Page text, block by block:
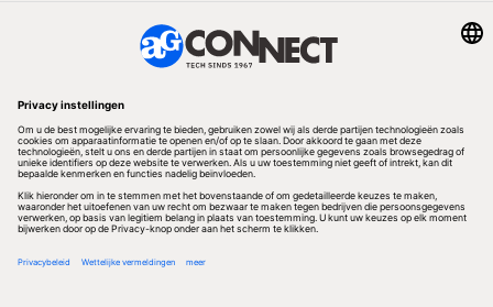
Volg ons
Redactionele partner